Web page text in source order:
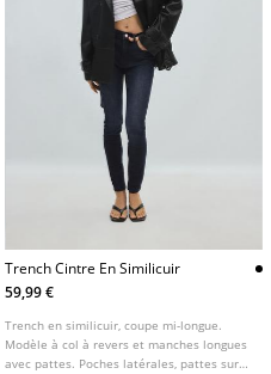
Trench Cintre En Similicuir
59,99 €
Trench en similicuir, coupe mi-longue.
Modèle à col à revers et manches longues
avec pattes. Poches latérales, pattes sur